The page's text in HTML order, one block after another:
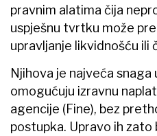
pravnim alatima čija
uspješnu tvrtku može
upravljanje likvidnošću ili
Njihova je najveća
omogućuju izravnu
agencije (Fine), bez
postupka. Upravo ih zato​